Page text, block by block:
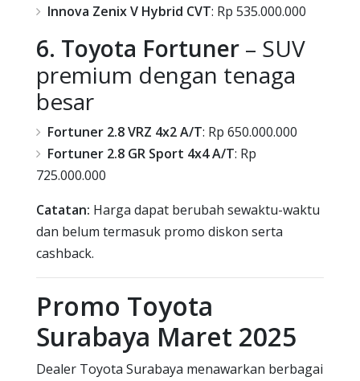
Innova Zenix V Hybrid CVT: Rp 535.000.000
6. Toyota Fortuner – SUV
premium dengan tenaga
besar
Fortuner 2.8 VRZ 4x2 A/T: Rp 650.000.000
Fortuner 2.8 GR Sport 4x4 A/T: Rp
725.000.000
Catatan: Harga dapat berubah sewaktu-waktu
dan belum termasuk promo diskon serta
cashback.
Promo Toyota
Surabaya Maret 2025
Dealer Toyota Surabaya menawarkan berbagai